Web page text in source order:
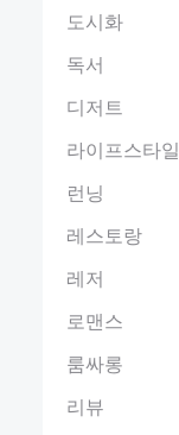
도시화
독서
디저트
라이프스타일
런닝
레스토랑
레저
로맨스
룸싸롱
리뷰